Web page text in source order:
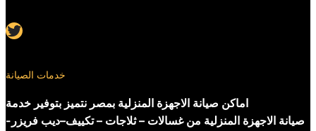
Twitter
خدمات الصيانة
اماكن صيانة الاجهزة المنزلية بمصر نتميز بتوفير خدمة
صيانة الاجهزة المنزلية من غسالات – ثلاجات – تكييف–ديب فريزر-